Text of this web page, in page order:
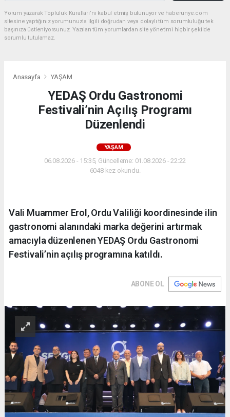
Yorum yazarak Topluluk Kuralları’nı kabul etmiş bulunuyor ve haberunye.com
sitesine yaptığınız yorumunuzla ilgili doğrudan veya dolaylı tüm sorumluluğu tek
başınıza üstleniyorsunuz. Yazılan tüm yorumlardan site yönetimi hiçbir şekilde
sorumlu tutulamaz.
Anasayfa YAŞAM
YEDAŞ Ordu Gastronomi
Festivali’nin Açılış Programı
Düzenlendi
YAŞAM
06.08.2026 - 15:35, Güncelleme: 01.08.2026 - 22:22
6048 kez okundu.
Vali Muammer Erol, Ordu Valiliği koordinesinde ilin
gastronomi alanındaki marka değerini artırmak
amacıyla düzenlenen YEDAŞ Ordu Gastronomi
Festivali’nin açılış programına katıldı.
ABONE OL